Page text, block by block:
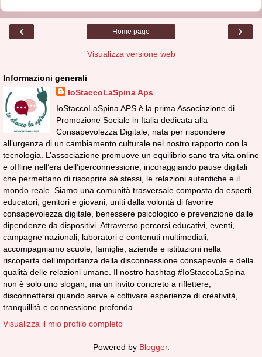
‹ ›
Home page
Visualizza versione web
Informazioni generali
IoStaccoLaSpina Aps
IoStaccoLaSpina APS è la prima Associazione di
Promozione Sociale in Italia dedicata alla
Consapevolezza Digitale, nata per rispondere
all’urgenza di un cambiamento culturale nel nostro rapporto con la
tecnologia. L’associazione promuove un equilibrio sano tra vita online
e offline nell’era dell’iperconnessione, incoraggiando pause digitali
che permettano di riscoprire sé stessi, le relazioni autentiche e il
mondo reale. Siamo una comunità trasversale composta da esperti,
educatori, genitori e giovani, uniti dalla volontà di favorire
consapevolezza digitale, benessere psicologico e prevenzione dalle
dipendenze da dispositivi. Attraverso percorsi educativi, eventi,
campagne nazionali, laboratori e contenuti multimediali,
accompagniamo scuole, famiglie, aziende e istituzioni nella
riscoperta dell’importanza della disconnessione consapevole e della
qualità delle relazioni umane. Il nostro hashtag #IoStaccoLaSpina
non è solo uno slogan, ma un invito concreto a riflettere,
disconnettersi quando serve e coltivare esperienze di creatività,
tranquillità e connessione profonda.
Visualizza il mio profilo completo
Powered by Blogger.